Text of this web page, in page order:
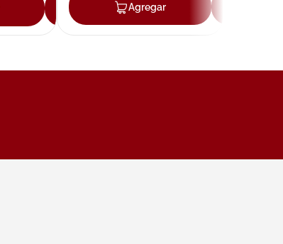
AgregarAgregar